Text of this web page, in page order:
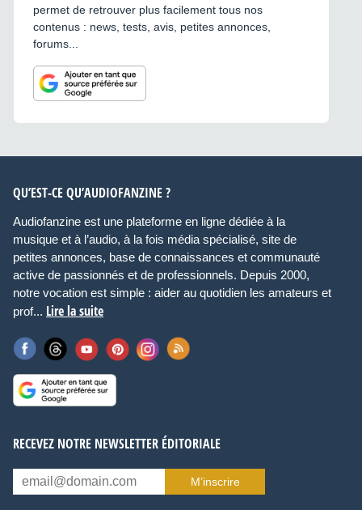
permet de retrouver plus facilement tous nos
contenus : news, tests, avis, petites annonces,
forums...
QU’EST-CE QU’AUDIOFANZINE ?
Audiofanzine est une plateforme en ligne dédiée à la
musique et à l’audio, à la fois média spécialisé, site de
petites annonces, base de connaissances et communauté
active de passionnés et de professionnels. Depuis 2000,
notre vocation est simple : aider au quotidien les amateurs et
prof... Lire la suite
RECEVEZ NOTRE NEWSLETTER ÉDITORIALE
M’inscrire